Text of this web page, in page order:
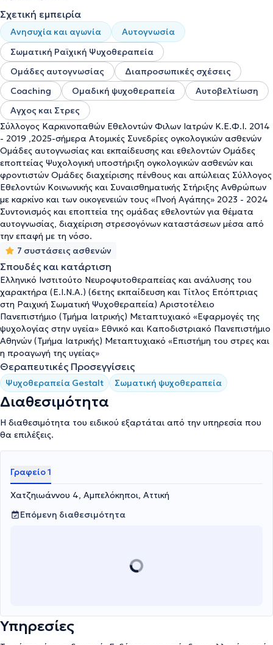
Αγωγής Ανηλίκων. Είναι πτυχιούχος Κοινωνικών και Πολιτικών
Επιστημών του Παντείου Πανεπιστημίου. Η επαγγελματική της
εμπειρία εκτείνεται σε δύο βασικούς άξονες: την πολυετή (28
χρόνια) παρουσία της στον φαρμακευτικό κλάδο σε θέσεις
στρατηγικής και διοίκησης ομάδων, όπου ανέπτυξε ιδιαίτερη
ευαισθησία στις επιπτώσεις του επαγγελματικού στρες, & την
ενασχόληση με την ψυχική υγεία, παρέχοντας υποστήριξη σε
άτομα με συμπτώματα κατάθλιψης, άγχους, μετατραυματικού
στρες, δυσκολίες στις διαπροσωπικές σχέσεις και θέματα
αυτοεκτίμησης. Έχει προσφέρει τις υπηρεσίες της ως
ψυχοθεραπεύτερια σε συλλόγους όπως ο Κ.Ε.Φ.Ι. και η "Πνοή
Αγάπης", αναλαμβάνοντας ατομικές συνεδρίες, ομάδες
υποστήριξης, εκπαίδευσης και εποπτείας εθελοντών.
Παράλληλα, έχει μακρόχρονη εκπαίδευση και εξειδίκευση στη
Σωματική Ψυχοθεραπεία και στη Ραϊχική Νευροφυτοθεραπεία,
ολοκληρώνοντας εξαετές εκπαιδευτικό πρόγραμμα στο Ε.Ι.Ν.Α. ,
με μετεκπαιδεύσεις από διεθνώς καταξιωμένους θεραπευτές
(Genovino Ferri, Alberto Torre, Xavier Serrano κ.ά.). Το 2024 έλαβε
τον τίτλο της Επόπτριας στη Ραϊχική Σωματική Ψυχοθεραπεία.
Έχει ολοκληρώσει την
στην Συστημικη Αναπαρασταση στ
Συστημικής Αναπαράστασης (Ε.Ι.Σ.Α.) Bert Hellinger . Τελος εχει
παρακολουθήσει πληθος εκπαιδευτικών σεμιναρίων σε θεματικές
όπως η θεραπεία ζεύγους και οικογένειας, η Βιοενεργειακή
Ανάλυση και η Ψυχοφαρμακολογία. Τέλος, η ειδικός είναι τακτικό
μέλος επαγγελματικών ενώσεων όπως η Πανελλήνια Ένωση
Σωματικής Ψυχοθεραπείας (ΠΕΣΩΨ), η European Association for
Body Psychotherapy (EABP), η Εθνική Εταιρεία Ψυχοθεραπείας
Ελλάδος (ΕΕΨΕ) και η European Association for Psychotherapy
(EAP).
Σχετική εμπειρία
Ανησυχία και αγωνία
Αυτογνωσία
Σωματική Ραϊχική Ψυχοθεραπεία
Ομάδες αυτογνωσίας
Διαπροσωπικές σχέσεις
Coaching
Ομαδική ψυχοθεραπεία
Αυτοβελτίωση
Αγχος και Στρες
Σύλλογος Καρκινοπαθών Εθελοντών Φιλων Ιατρών Κ.Ε.Φ.Ι. 2014
- 2019 ,2025-σήμερα Ατομικές Συνεδρίες ογκολογικών ασθενών
Ομάδες αυτογνωσίας και εκπαίδευσης και εθελοντών Ομάδες
εποπτείας Ψυχολογική υποστήριξη ογκολογικών ασθενών και
φροντιστών Ομάδες διαχείρισης πένθους και απώλειας Σύλλογος
Εθελοντών Κοινωνικής και Συναισθηματικής Στήριξης Ανθρώπων
με καρκίνο και των οικογενειών τους «Πνοή Αγάπης» 2023 - 2024
Συντονισμός και εποπτεία της ομάδας εθελοντών για θέματα
αυτογνωσίας, διαχείριση στρεσογόνων καταστάσεων μέσα από
την επαφή με τη νόσο.
7 συστάσεις ασθενών
Σπουδές και κατάρτιση
Ελληνικό Ινστιτούτο Νευροφυτοθεραπείας και ανάλυσης του
χαρακτήρα (Ε.Ι.Ν.Α.) (6ετης εκπαίδευση και Τίτλος Επόπτριας
στη Ραιχική Σωματική Ψυχοθεραπεία) Αριστοτέλειο
Πανεπιστήμιο (Τμήμα Ιατρικής) Μεταπτυχιακό «Εφαρμογές της
ψυχολογίας στην υγεία» Εθνικό και Καποδιστριακό Πανεπιστήμιο
Αθηνών (Τμήμα Ιατρικής) Μεταπτυχιακό «Επιστήμη του στρες και
η προαγωγή της υγείας»
Θεραπευτικές Προσεγγίσεις
Ψυχοθεραπεία Gestalt Σωματική ψυχοθεραπεία
Διαθεσιμότητα
Η διαθεσιμότητα του ειδικού εξαρτάται από την υπηρεσία που
θα επιλέξεις.
Γραφείο 1
Χατζηιωάννου 4, Αμπελόκηποι, Αττική
Επόμενη διαθεσιμότητα
Υπηρεσίες